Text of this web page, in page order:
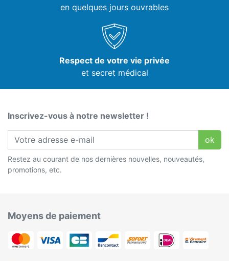
en quelques jours ouvrables
Respect de votre vie privée
et secret médical
Inscrivez-vous à notre newsletter !
ok
Restez au courant de nos dernières nouvelles, nouveautés,
promotions, etc.
Moyens de paiement